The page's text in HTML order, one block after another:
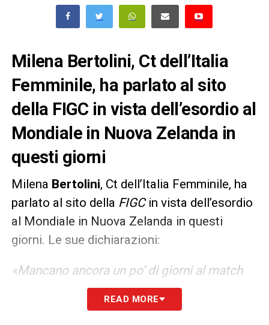
Milena Bertolini, Ct dell’Italia
Femminile, ha parlato al sito
della FIGC in vista dell’esordio al
Mondiale in Nuova Zelanda in
questi giorni
Milena Bertolini, Ct dell’Italia Femminile, ha
parlato al sito della FIGCin vista dell’esordio
al Mondiale in Nuova Zelanda in questi
giorni. Le sue dichiarazioni:
«Mancano ancora un po’ di giorni al match
siamo concentrate solo sul lavoro e su
quello che dovremo fare lunedì prossimo,
READ MORE